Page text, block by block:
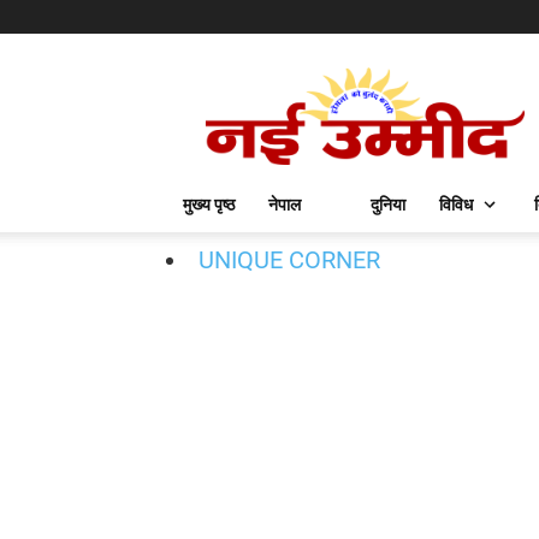
मुख्य पृष्ठ नेपाल दुनिया विविध
UNIQUE CORNER